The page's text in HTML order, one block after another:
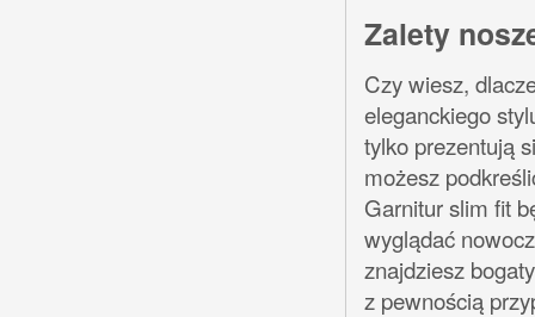
Zalety
Czy wiesz,
eleganckiego
tylko prezentują
możesz
Garnitur slim fit
wyglądać
znajdziesz
z pewnością